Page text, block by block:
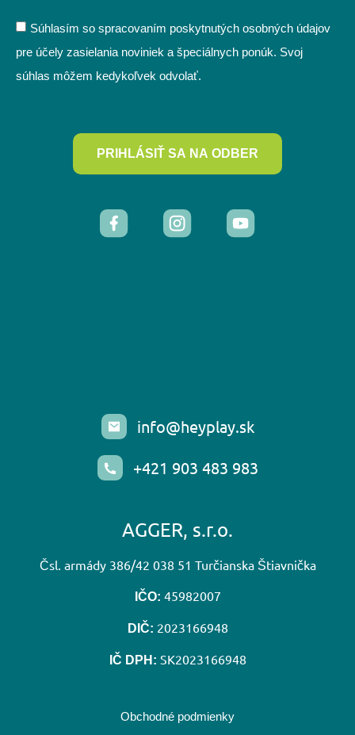
info@heyplay.sk
+421 903 483 983
AGGER, s.r.o.
Čsl. armády 386/42 038 51 Turčianska Štiavnička
IČO: 45982007
DIČ: 2023166948
IČ DPH: SK2023166948
Súhlasím so spracovaním poskytnutých osobných údajov
pre účely zasielania noviniek a špeciálnych ponúk. Svoj
súhlas môžem kedykoľvek odvolať.
PRIHLÁSIŤ SA NA ODBER
Obchodné podmienky